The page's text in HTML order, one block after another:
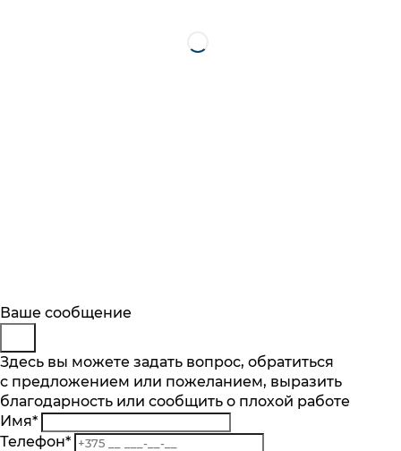
Описание
Отзывы
Основные характеристики
Объем духового шкафа, л
70
Тип очистки
Будьте в курсе
Подпишитесь на последние обновления
и узнавайте о новинках и специальных
предложениях первыми
Подписаться
Заказ обратного звонка
Представьтесь
Телефон*
Комментарий
Ваше сообщение
Здесь вы можете задать вопрос, обратиться
с предложением или пожеланием, выразить
благодарность или сообщить о плохой работе
Имя*
Телефон*